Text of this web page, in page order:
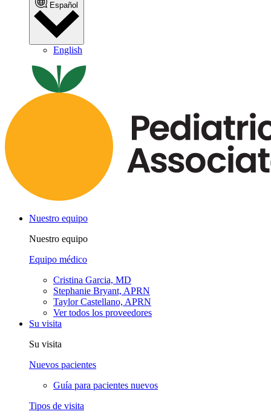
Español
English
Nuestro equipo
Nuestro equipo
Equipo médico
Cristina Garcia, MD
Stephanie Bryant, APRN
Taylor Castellano, APRN
Ver todos los proveedores
Su visita
Su visita
Nuevos pacientes
Guía para pacientes nuevos
Tipos de visita